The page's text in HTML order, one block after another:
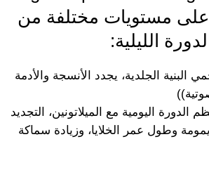
and Cream على مستويات مختلفة من
الليلية:
البنية الجلدية، يجدد الأنسجة والأدمة
الدورة اليومية مع الميلاتونين، التجديد
وطول عمر الخلايا، وزيادة سماكة